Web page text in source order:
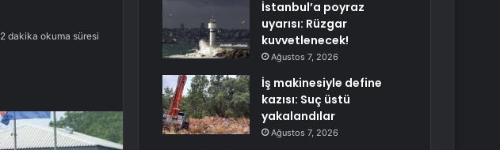
2 dakika okuma süresi
İstanbul’a poyraz
uyarısı: Rüzgar
kuvvetlenecek!
Ağustos 7, 2026
İş makinesiyle define
kazısı: Suç üstü
yakalandılar
Ağustos 7, 2026